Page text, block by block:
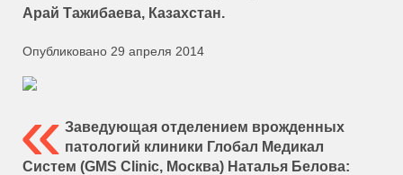
Арай Тажибаева, Казахстан.
Опубликовано 29 апреля 2014
Заведующая отделением врожденных
патологий клиники Глобал Медикал
Систем (GMS Clinic, Москва) Наталья Белова: